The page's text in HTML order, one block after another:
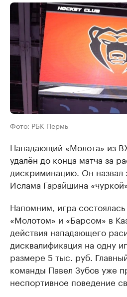
Фото: РБК Пермь
Нападающий «Молота» из
удалён до конца матча за
дискриминацию. Он назвал
Ислама Гарайшина
Напомним, игра
«Молотом» и «Барсом» в
действия нападающего
дисквалификация на одну
размере 5 тыс. руб.
команды Павел Зубов уже
неспортивное поведение